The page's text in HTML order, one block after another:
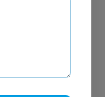
белого 2,6л